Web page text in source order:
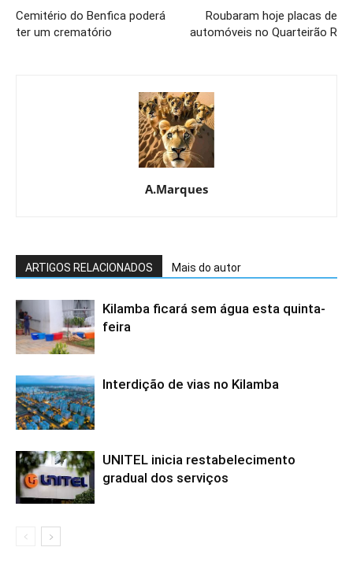
Cemitério do Benfica poderá
ter um crematório
Roubaram hoje placas de
automóveis no Quarteirão R
A.Marques
ARTIGOS RELACIONADOS Mais do autor
Kilamba ficará sem água esta quinta-
feira
Interdição de vias no Kilamba
UNITEL inicia restabelecimento
gradual dos serviços